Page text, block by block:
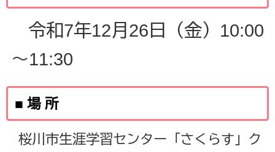
令和7年12月26日（金）10:00
～11:30
■ 場 所
桜川市生涯学習センター「さくらす」ク